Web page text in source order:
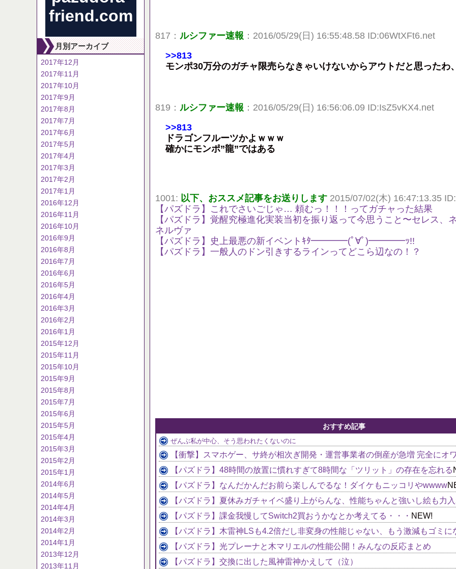
月別アーカイブ
2017年12月
2017年11月
2017年10月
2017年9月
2017年8月
2017年7月
2017年6月
2017年5月
2017年4月
2017年3月
2017年2月
2017年1月
2016年12月
2016年11月
2016年10月
2016年9月
2016年8月
2016年7月
2016年6月
2016年5月
2016年4月
2016年3月
2016年2月
2016年1月
2015年12月
2015年11月
2015年10月
2015年9月
2015年8月
2015年7月
2015年6月
2015年5月
2015年4月
2015年3月
2015年2月
2015年1月
2014年6月
2014年5月
2014年4月
2014年3月
2014年2月
2014年1月
2013年12月
2013年11月
817： ルシファー速報 ：2016/05/29(日) 16:55:48.58 ID:06WtXFt6.net
>>813
モンポ30万分のガチャ限売らなきゃいけないからアウトだと思ったわ
819： ルシファー速報 ：2016/05/29(日) 16:56:06.09 ID:IsZ5vKX4.net
>>813
ドラゴンフルーツかよｗｗｗ
確かにモンポ”龍”ではある
1001: 以下、おススメ記事をお送りします 2015/07/02(木) 16:47:13.35
【パズドラ】これでさいごじゃ… 頼むっ！！！ってガチャった結果
【パズドラ】覚醒究極進化実装当初を振り返って今思うこと〜セレス、
ネルヴァ
【パズドラ】史上最悪の新イベントｷﾀ━━━━(ﾟ∀ﾟ)━━━━ｯ!!
【パズドラ】一般人のドン引きするラインってどこら辺なの！？
おすすめ記事
ぜんぶ私が中心、そう思われたくないのに
【衝撃】スマホゲー、サ終が相次ぎ開発・運営事業者の倒産が急増 完全にオ
【パズドラ】48時間の放置に慣れすぎて8時間な「ツリット」の存在を忘れる
【パズドラ】なんだかんだお前ら楽しんでるな！ダイケもニッコリやwwww
【パズドラ】課金我慢してSwitch2買おうかなとか考えてる・・・ NEW!
【パズドラ】木雷神LSも4.2倍だし非変身の性能じゃない、もう激減もゴミに
【パズドラ】光プレーナと木マリエルの性能公開！みんなの反応まとめ
【パズドラ】交換に出した風神雷神かえして（泣）